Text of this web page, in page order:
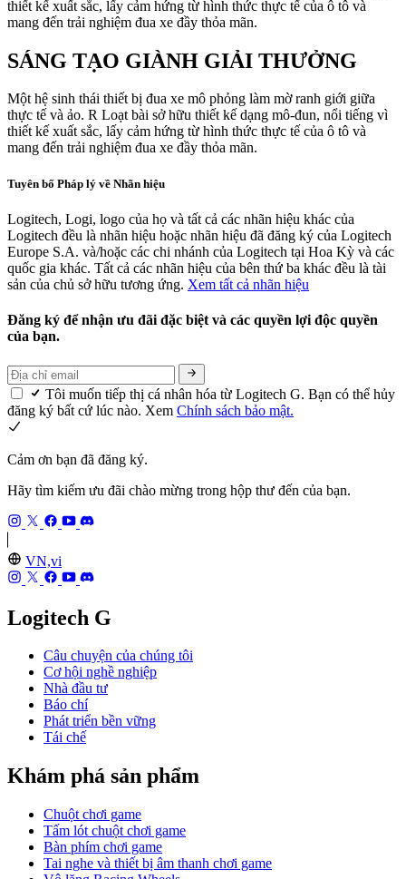
thiết kế xuất sắc, lấy cảm hứng từ hình thức thực tế của ô tô và
mang đến trải nghiệm đua xe đầy thỏa mãn.
SÁNG TẠO GIÀNH GIẢI THƯỞNG
Một hệ sinh thái thiết bị đua xe mô phỏng làm mờ ranh giới giữa
thực tế và ảo. R Loạt bài sở hữu thiết kế dạng mô-đun, nổi tiếng vì
thiết kế xuất sắc, lấy cảm hứng từ hình thức thực tế của ô tô và
mang đến trải nghiệm đua xe đầy thỏa mãn.
Tuyên bố Pháp lý về Nhãn hiệu
Logitech, Logi, logo của họ và tất cả các nhãn hiệu khác của
Logitech đều là nhãn hiệu hoặc nhãn hiệu đã đăng ký của Logitech
Europe S.A. và/hoặc các chi nhánh của Logitech tại Hoa Kỳ và các
quốc gia khác. Tất cả các nhãn hiệu của bên thứ ba khác đều là tài
sản của chủ sở hữu tương ứng. Xem tất cả nhãn hiệu
Đăng ký để nhận ưu đãi đặc biệt và các quyền lợi độc quyền
của bạn.
Tôi muốn tiếp thị cá nhân hóa từ Logitech G. Bạn có thể hủy
đăng ký bất cứ lúc nào. Xem Chính sách bảo mật.
Cảm ơn bạn đã đăng ký.
Hãy tìm kiếm ưu đãi chào mừng trong hộp thư đến của bạn.
VN,vi
Logitech G
Câu chuyện của chúng tôi
Cơ hội nghề nghiệp
Nhà đầu tư
Báo chí
Phát triển bền vững
Tái chế
Khám phá sản phẩm
Chuột chơi game
Tấm lót chuột chơi game
Bàn phím chơi game
Tai nghe và thiết bị âm thanh chơi game